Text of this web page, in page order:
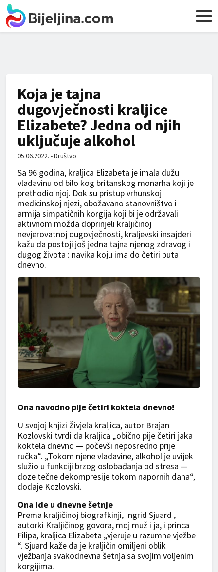
Koja je tajna
dugovječnosti kraljice
Elizabete? Jedna od njih
uključuje alkohol
05.06.2022. - Društvo
Sa 96 godina, kraljica Elizabeta je imala dužu
vladavinu od bilo kog britanskog monarha koji je
prethodio njoj. Dok su pristup vrhunskoj
medicinskoj njezi, obožavano stanovništvo i
armija simpatičnih korgija koji bi je održavali
aktivnom možda doprinjeli kraljičinoj
nevjerovatnoj dugovječnosti, kraljevski insajderi
kažu da postoji još jedna tajna njenog zdravog i
dugog života : navika koju ima do četiri puta
dnevno.
Ona navodno pije četiri koktela dnevno!
U svojoj knjizi Živjela kraljica, autor Brajan
Kozlovski tvrdi da kraljica „obično pije četiri jaka
koktela dnevno — počevši neposredno prije
ručka“. „Tokom njene vladavine, alkohol je uvijek
služio u funkciji brzog oslobađanja od stresa —
doze tečne dekompresije tokom napornih dana“,
dodaje Kozlovski.
Ona ide u dnevne šetnje
Prema kraljičinoj biografkinji, Ingrid Sjuard ,
autorki Kraljičinog govora, moj muž i ja, i princa
Filipa, kraljica Elizabeta „vjeruje u razumne vježbe
“. Sjuard kaže da je kraljičin omiljeni oblik
vježbanja svakodnevna šetnja sa svojim voljenim
korgijima.